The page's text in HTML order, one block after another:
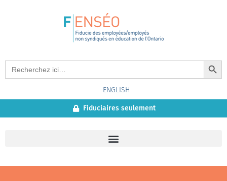
Search
for:
Search Button
ENGLISH
Fiduciaires seulement